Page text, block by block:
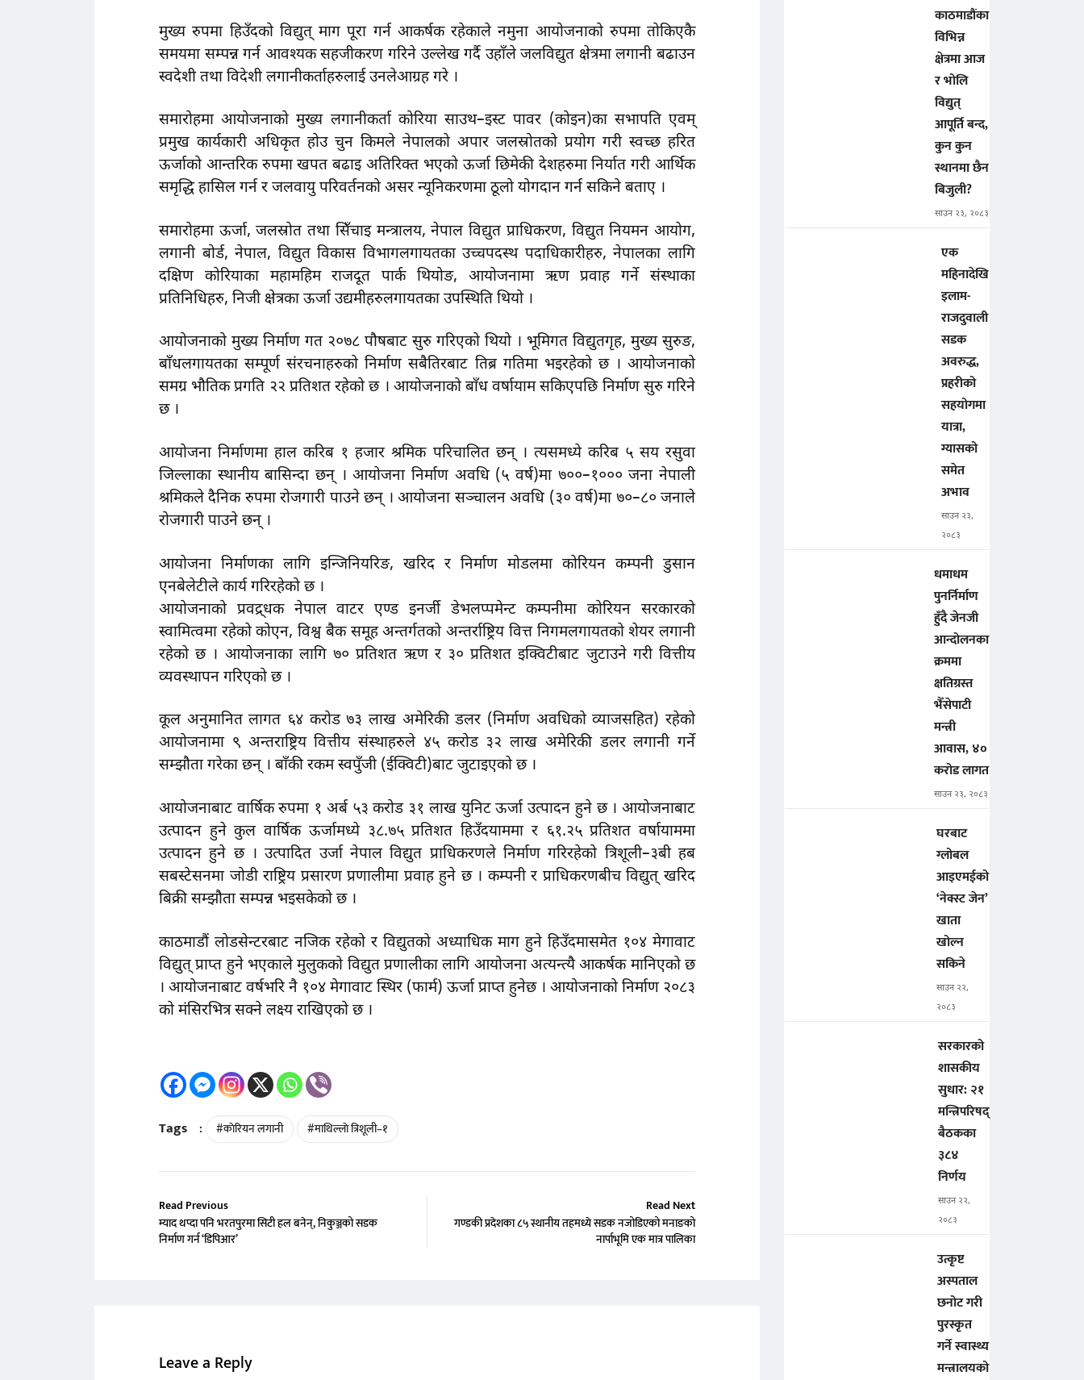
मुख्य रुपमा हिउँदको विद्युत् माग पूरा गर्न आकर्षक रहेकाले नमुना आयोजनाको रुपमा तोकिएकै
समयमा सम्पन्न गर्न आवश्यक सहजीकरण गरिने उल्लेख गर्दै उहाँले जलविद्युत क्षेत्रमा लगानी बढाउन
स्वदेशी तथा विदेशी लगानीकर्ताहरुलाई उनलेआग्रह गरे ।
समारोहमा आयोजनाको मुख्य लगानीकर्ता कोरिया साउथ–इस्ट पावर (कोइन)का सभापति एवम्
प्रमुख कार्यकारी अधिकृत होउ चुन किमले नेपालको अपार जलस्रोतको प्रयोग गरी स्वच्छ हरित
ऊर्जाको आन्तरिक रुपमा खपत बढाइ अतिरिक्त भएको ऊर्जा छिमेकी देशहरुमा निर्यात गरी आर्थिक
समृद्धि हासिल गर्न र जलवायु परिवर्तनको असर न्यूनिकरणमा ठूलो योगदान गर्न सकिने बताए ।
समारोहमा ऊर्जा, जलस्रोत तथा सिँचाइ मन्त्रालय, नेपाल विद्युत प्राधिकरण, विद्युत नियमन आयोग,
लगानी बोर्ड, नेपाल, विद्युत विकास विभागलगायतका उच्चपदस्थ पदाधिकारीहरु, नेपालका लागि
दक्षिण कोरियाका महामहिम राजदूत पार्क थियोङ, आयोजनामा ऋण प्रवाह गर्ने संस्थाका
प्रतिनिधिहरु, निजी क्षेत्रका ऊर्जा उद्यमीहरुलगायतका उपस्थिति थियो ।
आयोजनाको मुख्य निर्माण गत २०७८ पौषबाट सुरु गरिएको थियो । भूमिगत विद्युतगृह, मुख्य सुरुङ,
बाँधलगायतका सम्पूर्ण संरचनाहरुको निर्माण सबैतिरबाट तिब्र गतिमा भइरहेको छ । आयोजनाको
समग्र भौतिक प्रगति २२ प्रतिशत रहेको छ । आयोजनाको बाँध वर्षायाम सकिएपछि निर्माण सुरु गरिने
छ ।
आयोजना निर्माणमा हाल करिब १ हजार श्रमिक परिचालित छन् । त्यसमध्ये करिब ५ सय रसुवा
जिल्लाका स्थानीय बासिन्दा छन् । आयोजना निर्माण अवधि (५ वर्ष)मा ७००–१००० जना नेपाली
श्रमिकले दैनिक रुपमा रोजगारी पाउने छन् । आयोजना सञ्चालन अवधि (३० वर्ष)मा ७०–८० जनाले
रोजगारी पाउने छन् ।
आयोजना निर्माणका लागि इन्जिनियरिङ, खरिद र निर्माण मोडलमा कोरियन कम्पनी डुसान
एनबेलेटीले कार्य गरिरहेको छ ।
आयोजनाको प्रवद्र्धक नेपाल वाटर एण्ड इनर्जी डेभलप्पमेन्ट कम्पनीमा कोरियन सरकारको
स्वामित्वमा रहेको कोएन, विश्व बैक समूह अन्तर्गतको अन्तर्राष्ट्रिय वित्त निगमलगायतको शेयर लगानी
रहेको छ । आयोजनाका लागि ७० प्रतिशत ऋण र ३० प्रतिशत इक्विटीबाट जुटाउने गरी वित्तीय
व्यवस्थापन गरिएको छ ।
कूल अनुमानित लागत ६४ करोड ७३ लाख अमेरिकी डलर (निर्माण अवधिको व्याजसहित) रहेको
आयोजनामा ९ अन्तराष्ट्रिय वित्तीय संस्थाहरुले ४५ करोड ३२ लाख अमेरिकी डलर लगानी गर्ने
सम्झौता गरेका छन् । बाँकी रकम स्वपुँजी (ईक्विटी)बाट जुटाइएको छ ।
आयोजनाबाट वार्षिक रुपमा १ अर्ब ५३ करोड ३१ लाख युनिट ऊर्जा उत्पादन हुने छ । आयोजनाबाट
उत्पादन हुने कुल वार्षिक ऊर्जामध्ये ३८.७५ प्रतिशत हिउँदयाममा र ६१.२५ प्रतिशत वर्षायाममा
उत्पादन हुने छ । उत्पादित उर्जा नेपाल विद्युत प्राधिकरणले निर्माण गरिरहेको त्रिशूली–३बी हब
सबस्टेसनमा जोडी राष्ट्रिय प्रसारण प्रणालीमा प्रवाह हुने छ । कम्पनी र प्राधिकरणबीच विद्युत् खरिद
बिक्री सम्झौता सम्पन्न भइसकेको छ ।
काठमाडौं लोडसेन्टरबाट नजिक रहेको र विद्युतको अध्याधिक माग हुने हिउँदमासमेत १०४ मेगावाट
विद्युत् प्राप्त हुने भएकाले मुलुकको विद्युत प्रणालीका लागि आयोजना अत्यन्त्यै आकर्षक मानिएको छ
। आयोजनाबाट वर्षभरि नै १०४ मेगावाट स्थिर (फार्म) ऊर्जा प्राप्त हुनेछ । आयोजनाको निर्माण २०८३
को मंसिरभित्र सक्ने लक्ष्य राखिएको छ ।
Tags : #काेरियन लगानी #माथिल्लाे त्रिशूली–१
Read Previous
म्याद थप्दा पनि भरतपुरमा सिटी हल बनेन्, निकुञ्जको सडक
निर्माण गर्न ‘डिपिआर’
Read Next
गण्डकी प्रदेशका ८५ स्थानीय तहमध्ये सडक नजोडिएको मनाङको
नार्पाभूमि एक मात्र पालिका
Leave a Reply
काठमाडौंका
विभिन्न
क्षेत्रमा आज
र भोलि
विद्युत्
आपूर्ति बन्द,
कुन कुन
स्थानमा छैन
बिजुली?
साउन २३, २०८३
एक
महिनादेखि
इलाम-
राजदुवाली
सडक
अवरुद्ध,
प्रहरीको
सहयोगमा
यात्रा,
ग्यासको
समेत
अभाव
साउन २३,
२०८३
धमाधम
पुनर्निर्माण
हुँदै जेनजी
आन्दोलनका
क्रममा
क्षतिग्रस्त
भैँसेपाटी
मन्त्री
आवास, ४०
करोड लागत
साउन २३, २०८३
घरबाट
ग्लोबल
आइएमईको
‘नेक्स्ट जेन’
खाता
खोल्न
सकिने
साउन २२,
२०८३
सरकारको
शासकीय
सुधार: २१
मन्त्रिपरिषद्
बैठकका
३८४
निर्णय
साउन २२,
२०८३
उत्कृष्ट
अस्पताल
छनोट गरी
पुरस्कृत
गर्ने स्वास्थ्य
मन्त्रालयको